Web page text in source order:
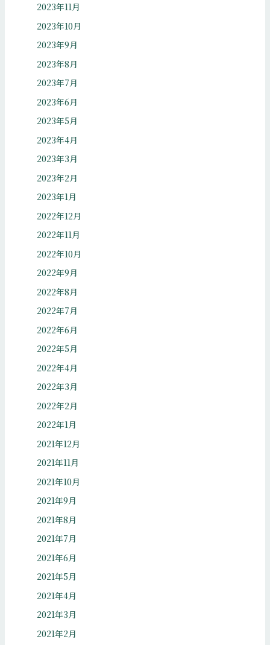
2023年11月
2023年10月
2023年9月
2023年8月
2023年7月
2023年6月
2023年5月
2023年4月
2023年3月
2023年2月
2023年1月
2022年12月
2022年11月
2022年10月
2022年9月
2022年8月
2022年7月
2022年6月
2022年5月
2022年4月
2022年3月
2022年2月
2022年1月
2021年12月
2021年11月
2021年10月
2021年9月
2021年8月
2021年7月
2021年6月
2021年5月
2021年4月
2021年3月
2021年2月